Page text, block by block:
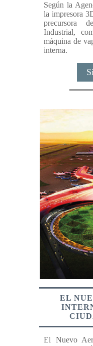
Según la
la impresora
precursora
Industrial,
máquina de
interna.
EL
El Nuevo